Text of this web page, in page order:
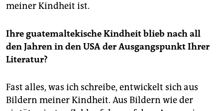
meiner Kindheit ist.
Ihre guatemaltekische Kindheit blieb nach all
den Jahren in den USA der Ausgangspunkt Ihrer
Literatur?
Fast alles, was ich schreibe, entwickelt sich aus
Bildern meiner Kindheit. Aus Bildern wie der